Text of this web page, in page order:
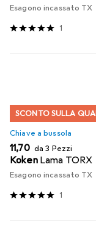
Esagono incassato TX
1
SCONTO SULLA
Chiave a bussola
EUR
11,70 da 3 Pezzi
Koken Lama TORX
Esagono incassato TX
1